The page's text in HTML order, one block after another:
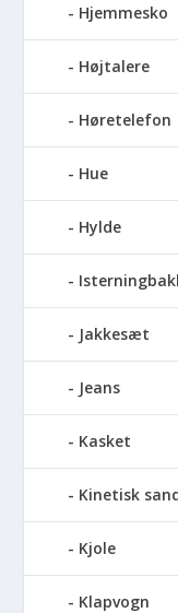
Hjemmesko
Højtalere
Høretelefon
Hue
Hylde
Jakkesæt
Jeans
Kasket
Kinetisk
Kjole
Klapvogn